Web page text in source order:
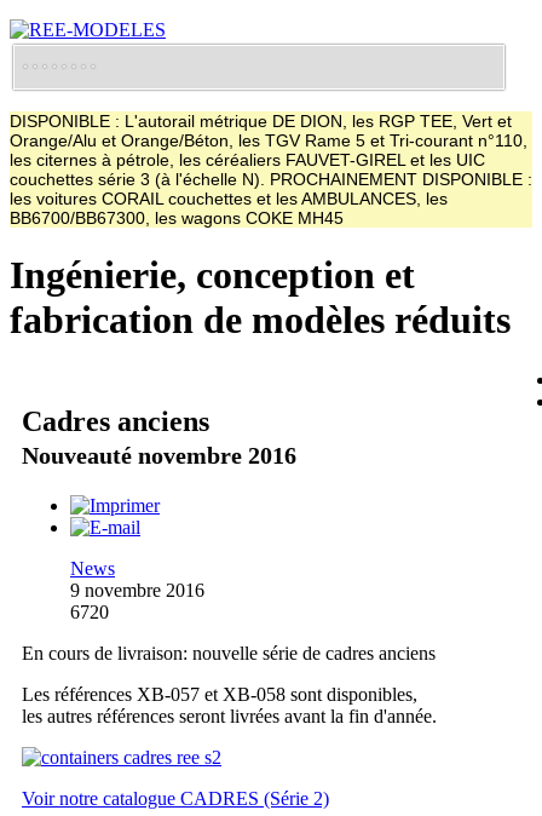
DISPONIBLE : L'autorail métrique DE DION, les RGP TEE, Vert et
Orange/Alu et Orange/Béton, les TGV Rame 5 et Tri-courant n°110,
les citernes à pétrole, les céréaliers FAUVET-GIREL et les UIC
couchettes série 3 (à l'échelle N). PROCHAINEMENT DISPONIBLE :
les voitures CORAIL couchettes et les AMBULANCES, les
BB6700/BB67300, les wagons COKE MH45
Ingénierie, conception et
fabrication de modèles réduits
Cadres anciens
Nouveauté novembre 2016
News
9 novembre 2016
6720
En cours de livraison: nouvelle série de cadres anciens
Les références XB-057 et XB-058 sont disponibles,
les autres références seront livrées avant la fin d'année.
Voir notre catalogue CADRES (Série 2)